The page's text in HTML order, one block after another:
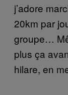
j’adore
20km par
groupe…
plus ça
hilare, en